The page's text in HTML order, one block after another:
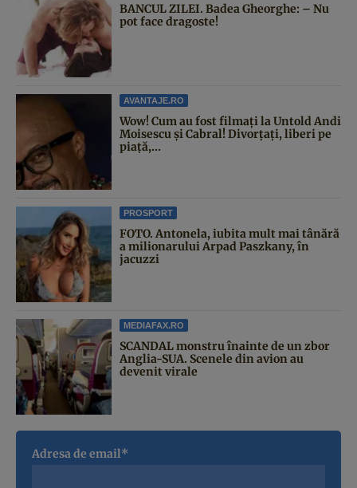
BANCUL ZILEI. Badea Gheorghe: – Nu
pot face dragoste!
AVANTAJE.RO
Wow! Cum au fost filmați la Untold Andi
Moisescu și Cabral! Divorțați, liberi pe
piață,...
PROSPORT
FOTO. Antonela, iubita mult mai tânără
a milionarului Arpad Paszkany, în
jacuzzi
MEDIAFAX.RO
SCANDAL monstru înainte de un zbor
Anglia-SUA. Scenele din avion au
devenit virale
Adresa de email*